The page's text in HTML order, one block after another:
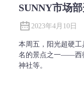
SUNNY市场
2023年4月10日
本周五，阳光超硬
名的景点之一——西
神社等。